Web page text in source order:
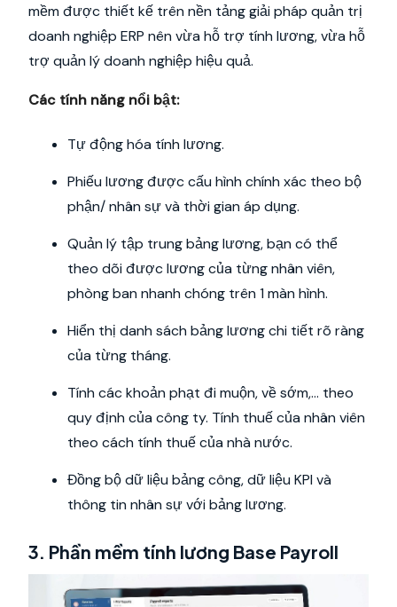
mềm được thiết kế trên nền tảng giải pháp quản trị
doanh nghiệp ERP nên vừa hỗ trợ tính lương, vừa hỗ
trợ quản lý doanh nghiệp hiệu quả.
Các tính năng nổi bật:
Tự động hóa tính lương.
Phiếu lương được cấu hình chính xác theo bộ
phận/ nhân sự và thời gian áp dụng.
Quản lý tập trung bảng lương, bạn có thể
theo dõi được lương của từng nhân viên,
phòng ban nhanh chóng trên 1 màn hình.
Hiển thị danh sách bảng lương chi tiết rõ ràng
của từng tháng.
Tính các khoản phạt đi muộn, về sớm,... theo
quy định của công ty. Tính thuế của nhân viên
theo cách tính thuế của nhà nước.
Đồng bộ dữ liệu bảng công, dữ liệu KPI và
thông tin nhân sự với bảng lương.
3. Phần mềm tính lương Base Payroll